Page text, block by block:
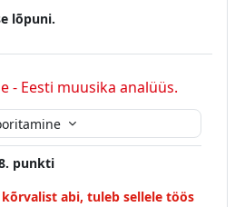
lõpuni.
- Eesti muusika analüüs.
punkti
abi, tuleb sellele töös